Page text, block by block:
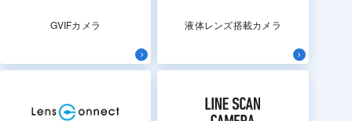
GVIFカメラ 液体レンズ搭載カメラ